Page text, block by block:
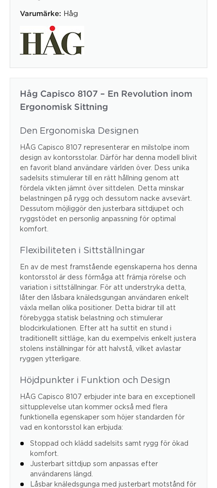
Varumärke: Håg
Håg Capisco 8107 – En Revolution inom
Ergonomisk Sittning
Den Ergonomiska Designen
HÅG Capisco 8107 representerar en milstolpe inom
design av kontorsstolar. Därför har denna modell blivit
en favorit bland användare världen över. Dess unika
sadelsits stimulerar till en rätt hållning genom att
fördela vikten jämnt över sittdelen. Detta minskar
belastningen på rygg och dessutom nacke avsevärt.
Dessutom möjliggör den justerbara sittdjupet och
ryggstödet en personlig anpassning för optimal
komfort.
Flexibiliteten i Sittställningar
En av de mest framstående egenskaperna hos denna
kontorsstol är dess förmåga att främja rörelse och
variation i sittställningar. För att understryka detta,
låter den låsbara knäledsgungan användaren enkelt
växla mellan olika positioner. Detta bidrar till att
förebygga statisk belastning och stimulerar
blodcirkulationen. Efter att ha suttit en stund i
traditionellt sittläge, kan du exempelvis enkelt justera
stolens inställningar för att halvstå, vilket avlastar
ryggen ytterligare.
Höjdpunkter i Funktion och Design
HÅG Capisco 8107 erbjuder inte bara en exceptionell
sittupplevelse utan kommer också med flera
funktionella egenskaper som höjer standarden för
vad en kontorsstol kan erbjuda:
Stoppad och klädd sadelsits samt rygg för ökad
komfort.
Justerbart sittdjup som anpassas efter
användarens längd.
Låsbar knäledsgunga med justerbart motstånd för